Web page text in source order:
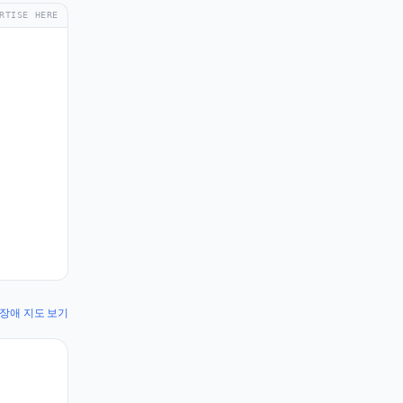
HERE
애 지도 보기